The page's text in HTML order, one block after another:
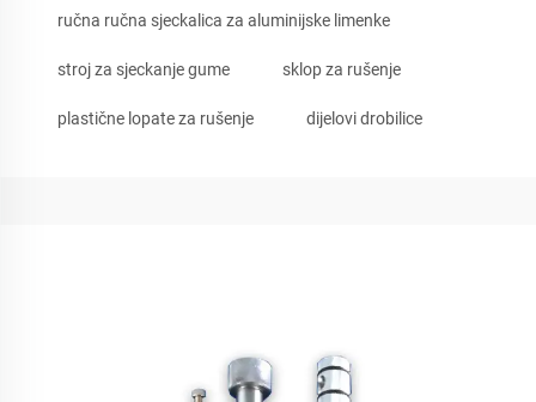
ručna ručna sjeckalica za aluminijske limenke
stroj za sjeckanje gume sklop za rušenje
plastične lopate za rušenje dijelovi drobilice